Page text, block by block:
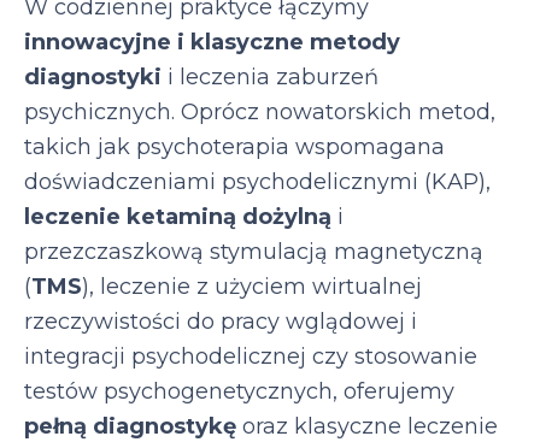
W codziennej praktyce łączymy
innowacyjne i klasyczne metody
diagnostyki i leczenia zaburzeń
psychicznych. Oprócz nowatorskich metod,
takich jak psychoterapia wspomagana
doświadczeniami psychodelicznymi (KAP),
leczenie ketaminą dożylną i
przezczaszkową stymulacją magnetyczną
(TMS), leczenie z użyciem wirtualnej
rzeczywistości do pracy wglądowej i
integracji psychodelicznej czy stosowanie
testów psychogenetycznych, oferujemy
pełną diagnostykę oraz klasyczne leczenie